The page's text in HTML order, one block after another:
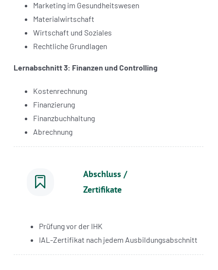
Marketing im Gesundheitswesen
Materialwirtschaft
Wirtschaft und Soziales
Rechtliche Grundlagen
Lernabschnitt 3: Finanzen und Controlling
Kostenrechnung
Finanzierung
Finanzbuchhaltung
Abrechnung
Abschluss /
Zertifikate
Prüfung vor der IHK
IAL-Zertifikat nach jedem Ausbildungsabschnitt